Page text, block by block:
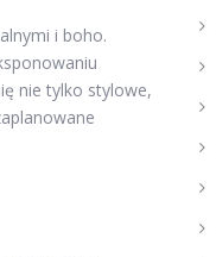
i boho.
nie tylko stylowe,